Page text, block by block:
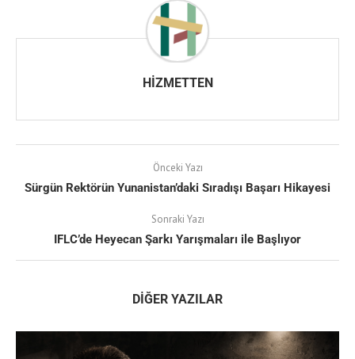
HIZMETTEN
Önceki Yazı
Sürgün Rektörün Yunanistan’daki Sıradışı Başarı Hikayesi
Sonraki Yazı
IFLC’de Heyecan Şarkı Yarışmaları ile Başlıyor
DIĞER YAZILAR